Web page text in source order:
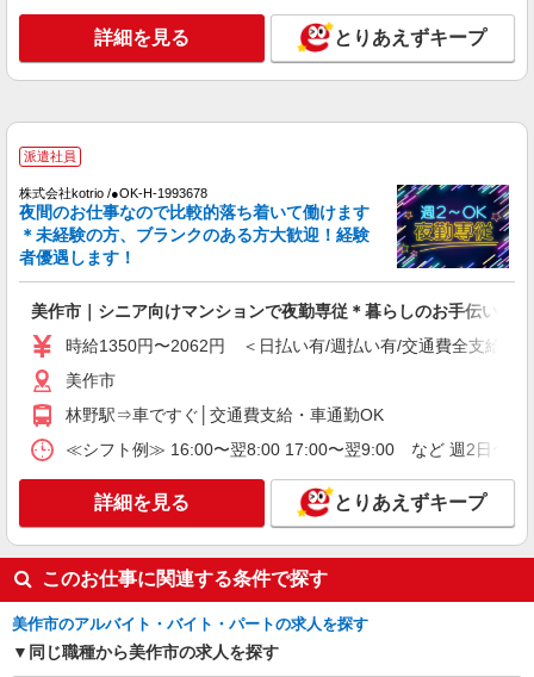
詳細を見る とりあえずキープ
派遣社員
株式会社kotrio /●OK-H-1993678
夜間のお仕事なので比較的落ち着いて働けます
＊未経験の方、ブランクのある方大歓迎！経験
者優遇します！
美作市｜シニア向けマンションで夜勤専従＊暮らしのお手伝い
時給1350円〜2062円 ＜日払い有/週払い有/交通費全支給(ガ
美作市
林野駅⇒車ですぐ│交通費支給・車通勤OK
≪シフト例≫ 16:00〜翌8:00 17:00〜翌9:00 など 週2日〜
詳細を見る とりあえずキープ
このお仕事に関連する条件で探す
美作市のアルバイト・バイト・パートの求人を探す
同じ職種から美作市の求人を探す